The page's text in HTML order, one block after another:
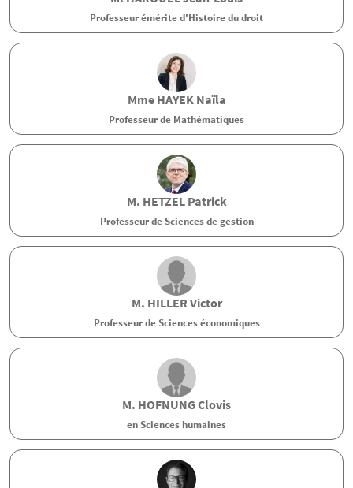
Professeur émérite d'Histoire du droit
Mme HAYEK Naïla
Professeur de Mathématiques
M. HETZELPatrick
Professeur de Sciences de gestion
M. HILLER Victor
Professeur de Sciences économiques
M. HOFNUNGClovis
en Sciences humaines